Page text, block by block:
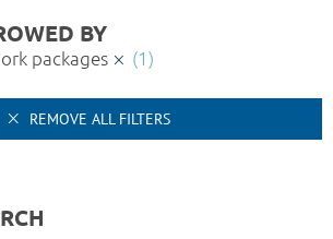
BY
packages (1)
REMOVE ALL FILTERS